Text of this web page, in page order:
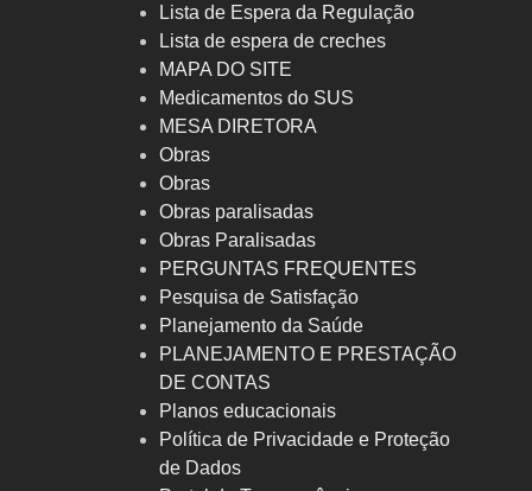
Lista de Espera da Regulação
Lista de espera de creches
MAPA DO SITE
Medicamentos do SUS
MESA DIRETORA
Obras
Obras
Obras paralisadas
Obras Paralisadas
PERGUNTAS FREQUENTES
Pesquisa de Satisfação
Planejamento da Saúde
PLANEJAMENTO E PRESTAÇÃO
DE CONTAS
Planos educacionais
Política de Privacidade e Proteção
de Dados